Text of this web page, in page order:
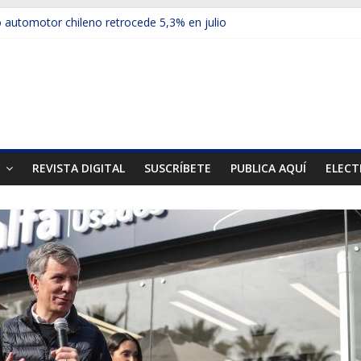
automotor chileno retrocede 5,3% en julio
presentó la recién estrenada Bolden en la Expo Compras
mercado internacional en lanzar la nueva Maxus T70
REVISTA DIGITAL SUSCRÍBETE PUBLICA AQUÍ